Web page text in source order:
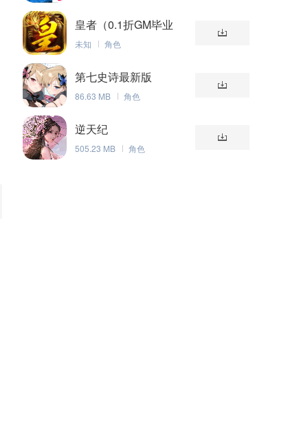
皇者（0.1折GM毕业
版）
未知 角色
第七史诗最新版
86.63 MB 角色
逆天纪
505.23 MB 角色